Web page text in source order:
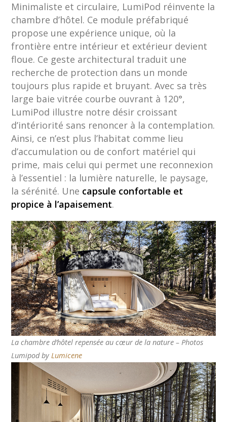
Minimaliste et circulaire, LumiPod réinvente la
chambre d’hôtel. Ce module préfabriqué
propose une expérience unique, où la
frontière entre intérieur et extérieur devient
floue. Ce geste architectural traduit une
recherche de protection dans un monde
toujours plus rapide et bruyant. Avec sa très
large baie vitrée courbe ouvrant à 120°,
LumiPod illustre notre désir croissant
d’intériorité sans renoncer à la contemplation.
Ainsi, ce n’est plus l’habitat comme lieu
d’accumulation ou de confort matériel qui
prime, mais celui qui permet une reconnexion
à l’essentiel : la lumière naturelle, le paysage,
la sérénité. Une capsule confortable et
propice à l’apaisement.
La chambre d’hôtel repensée au cœur de la nature – Photos
Lumipod by Lumicene